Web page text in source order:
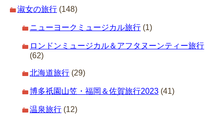
淑女の旅行 (148)
ニューヨークミュージカル旅行 (1)
ロンドンミュージカル＆アフタヌーンティー旅行
(62)
北海道旅行 (29)
博多祇園山笠・福岡＆佐賀旅行2023 (41)
温泉旅行 (12)